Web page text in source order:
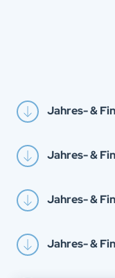
Jahres- &
Jahres- &
Jahres- &
Jahres- &